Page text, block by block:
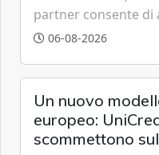
partner consente di
all'eolico ottenendo
06-08-2026
Un nuovo
europeo:
scommettono